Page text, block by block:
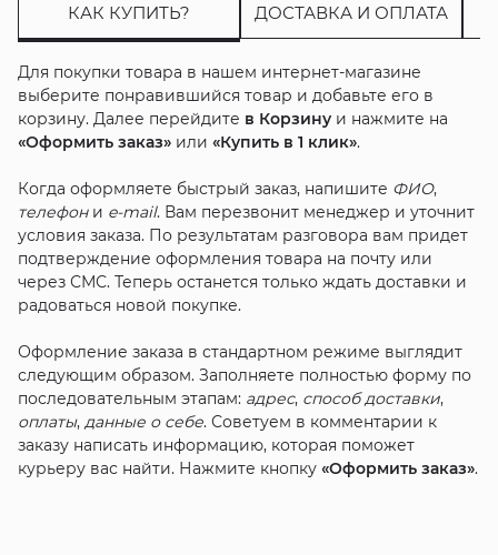
КАК КУПИТЬ? ДОСТАВКА И ОПЛАТА
Для покупки товара в нашем интернет-магазине
выберите понравившийся товар и добавьте его в
корзину. Далее перейдите в Корзинуи нажмите на
«Оформить заказ»или «Купить в 1 клик».
Когда оформляете быстрый заказ, напишите ФИО,
телефони e-mail. Вам перезвонит менеджер и уточнит
условия заказа. По результатам разговора вам придет
подтверждение оформления товара на почту или
через СМС. Теперь останется только ждать доставки и
радоваться новой покупке.
Оформление заказа в стандартном режиме выглядит
следующим образом. Заполняете полностью форму по
последовательным этапам: адрес, способ доставки,
оплаты, данные о себе. Советуем в комментарии к
заказу написать информацию, которая поможет
курьеру вас найти. Нажмите кнопку «Оформить заказ».